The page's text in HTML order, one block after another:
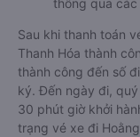
thông qua các
Sau khi thanh toán
Thanh Hóa thành
thành công đến số
ký. Đến ngày đi,
30 phút giờ khởi
trạng vé xe đi